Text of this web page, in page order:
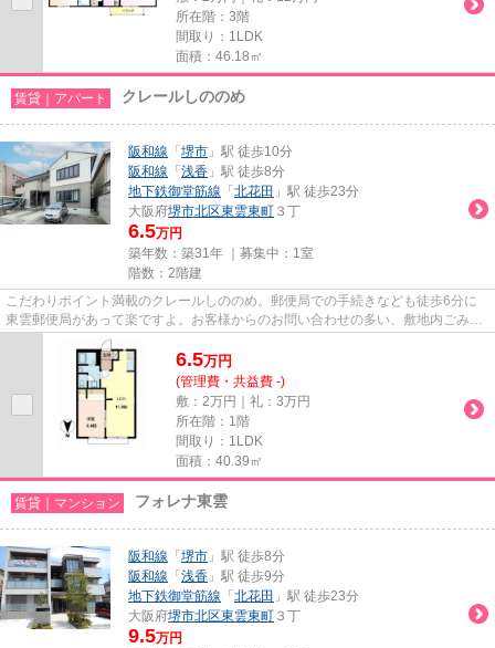
所在階：3階
間取り：1LDK
面積：46.18㎡
賃貸｜アパート クレールしののめ
阪和線 「 堺市 」駅 徒歩10分
阪和線 「 浅香 」駅 徒歩8分
地下鉄御堂筋線 「 北花田 」駅 徒歩23分
大阪府堺市北区東雲東町 ３丁
6.5万円
築年数：築31年 ｜募集中： 1室
階数：2階建
こだわりポイント満載のクレールしののめ。郵便局での手続きなども徒歩6分に
東雲郵便局があって楽ですよ。お客様からのお問い合わせの多い、敷地内ごみ置
き場があります。通勤やお出か...
6.5万円
(管理費・共益費 -)
敷：2万円｜礼：3万円
所在階：1階
間取り：1LDK
面積：40.39㎡
賃貸｜マンション フォレナ東雲
阪和線 「 堺市 」駅 徒歩8分
阪和線 「 浅香 」駅 徒歩9分
地下鉄御堂筋線 「 北花田 」駅 徒歩23分
大阪府堺市北区東雲東町 ３丁
9.5万円